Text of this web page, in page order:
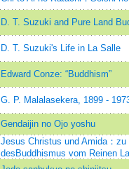
D. T. Suzuki and Pure Land
D. T. Suzuki's Life in La Salle
Edward Conze: “Buddhism”
G. P. Malalasekera, 1899 -
Gendaijin no Ojo yoshu
Jesus Christus und Amida：
desBuddhismus vom Reinen